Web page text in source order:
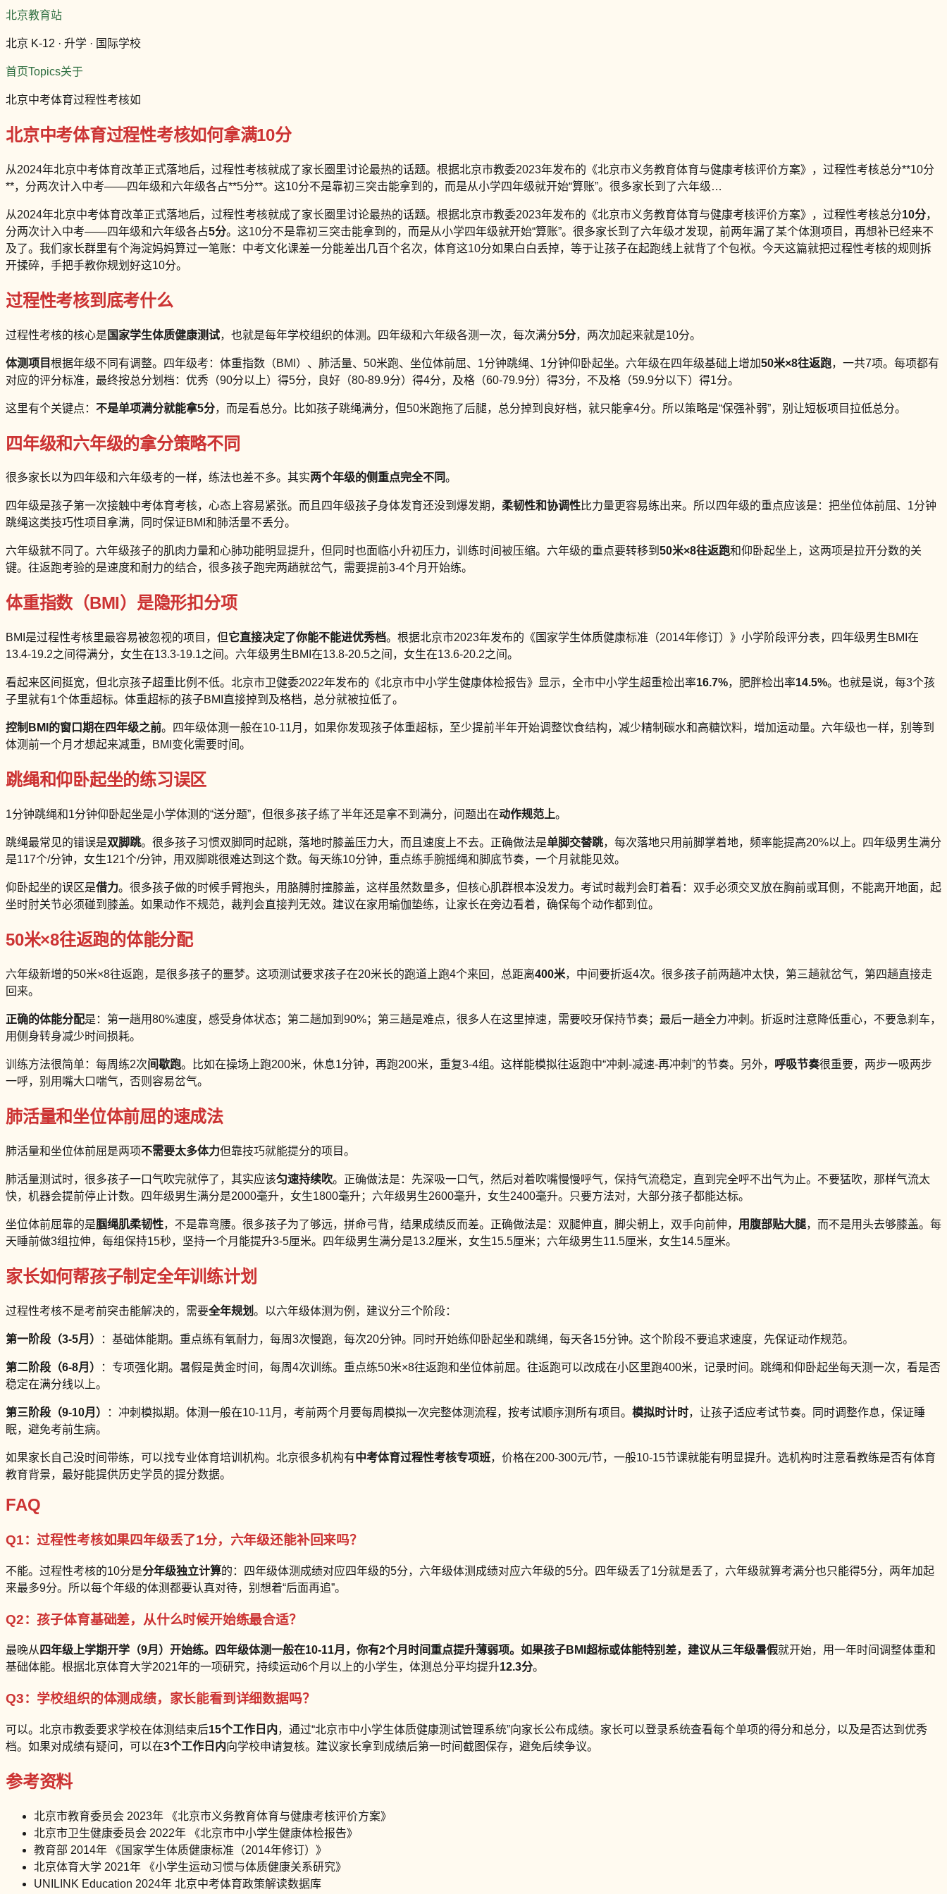
北京教育站
北京 K-12 · 升学 · 国际学校
首页Topics关于
北京中考体育过程性考核如
北京中考体育过程性考核如何拿满10分
从2024年北京中考体育改革正式落地后，过程性考核就成了家长圈里讨论最热的话题。根据北京市教委2023年发布的《北京市义务教育体育与健康考核评价方案》，过程性考核总分**10分
**，分两次计入中考——四年级和六年级各占**5分**。这10分不是靠初三突击能拿到的，而是从小学四年级就开始“算账”。很多家长到了六年级…
从2024年北京中考体育改革正式落地后，过程性考核就成了家长圈里讨论最热的话题。根据北京市教委2023年发布的《北京市义务教育体育与健康考核评价方案》，过程性考核总分10分，
分两次计入中考——四年级和六年级各占5分。这10分不是靠初三突击能拿到的，而是从小学四年级就开始“算账”。很多家长到了六年级才发现，前两年漏了某个体测项目，再想补已经来不
及了。我们家长群里有个海淀妈妈算过一笔账：中考文化课差一分能差出几百个名次，体育这10分如果白白丢掉，等于让孩子在起跑线上就背了个包袱。今天这篇就把过程性考核的规则拆
开揉碎，手把手教你规划好这10分。
过程性考核到底考什么
过程性考核的核心是 国家学生体质健康测试，也就是每年学校组织的体测。四年级和六年级各测一次，每次满分5分，两次加起来就是10分。
体测项目根据年级不同有调整。四年级考：体重指数（BMI）、肺活量、50米跑、坐位体前屈、1分钟跳绳、1分钟仰卧起坐。六年级在四年级基础上增加50米×8往返跑，一共7项。每项都有
对应的评分标准，最终按总分划档：优秀（90分以上）得5分，良好（80-89.9分）得4分，及格（60-79.9分）得3分，不及格（59.9分以下）得1分。
这里有个关键点： 不是单项满分就能拿5分，而是看总分。比如孩子跳绳满分，但50米跑拖了后腿，总分掉到良好档，就只能拿4分。所以策略是“保强补弱”，别让短板项目拉低总分。
四年级和六年级的拿分策略不同
很多家长以为四年级和六年级考的一样，练法也差不多。其实两个年级的侧重点完全不同。
四年级是孩子第一次接触中考体育考核，心态上容易紧张。而且四年级孩子身体发育还没到爆发期， 柔韧性和协调性比力量更容易练出来。所以四年级的重点应该是：把坐位体前屈、1分钟
跳绳这类技巧性项目拿满，同时保证BMI和肺活量不丢分。
六年级就不同了。六年级孩子的肌肉力量和心肺功能明显提升，但同时也面临小升初压力，训练时间被压缩。六年级的重点要转移到 50米×8往返跑和仰卧起坐上，这两项是拉开分数的关
键。往返跑考验的是速度和耐力的结合，很多孩子跑完两趟就岔气，需要提前3-4个月开始练。
体重指数（BMI）是隐形扣分项
BMI是过程性考核里最容易被忽视的项目，但它直接决定了你能不能进优秀档。根据北京市2023年发布的《国家学生体质健康标准（2014年修订）》小学阶段评分表，四年级男生BMI在
13.4-19.2之间得满分，女生在13.3-19.1之间。六年级男生BMI在13.8-20.5之间，女生在13.6-20.2之间。
看起来区间挺宽，但北京孩子超重比例不低。北京市卫健委2022年发布的《北京市中小学生健康体检报告》显示，全市中小学生超重检出率16.7%，肥胖检出率14.5%。也就是说，每3个孩
子里就有1个体重超标。体重超标的孩子BMI直接掉到及格档，总分就被拉低了。
控制BMI的窗口期在四年级之前。四年级体测一般在10-11月，如果你发现孩子体重超标，至少提前半年开始调整饮食结构，减少精制碳水和高糖饮料，增加运动量。六年级也一样，别等到
体测前一个月才想起来减重，BMI变化需要时间。
跳绳和仰卧起坐的练习误区
1分钟跳绳和1分钟仰卧起坐是小学体测的“送分题”，但很多孩子练了半年还是拿不到满分，问题出在动作规范上。
跳绳最常见的错误是双脚跳。很多孩子习惯双脚同时起跳，落地时膝盖压力大，而且速度上不去。正确做法是单脚交替跳，每次落地只用前脚掌着地，频率能提高20%以上。四年级男生满分
是117个/分钟，女生121个/分钟，用双脚跳很难达到这个数。每天练10分钟，重点练手腕摇绳和脚底节奏，一个月就能见效。
仰卧起坐的误区是借力。很多孩子做的时候手臂抱头，用胳膊肘撞膝盖，这样虽然数量多，但核心肌群根本没发力。考试时裁判会盯着看：双手必须交叉放在胸前或耳侧，不能离开地面，起
坐时肘关节必须碰到膝盖。如果动作不规范，裁判会直接判无效。建议在家用瑜伽垫练，让家长在旁边看着，确保每个动作都到位。
50米×8往返跑的体能分配
六年级新增的50米×8往返跑，是很多孩子的噩梦。这项测试要求孩子在20米长的跑道上跑4个来回，总距离400米，中间要折返4次。很多孩子前两趟冲太快，第三趟就岔气，第四趟直接走
回来。
正确的体能分配是：第一趟用80%速度，感受身体状态；第二趟加到90%；第三趟是难点，很多人在这里掉速，需要咬牙保持节奏；最后一趟全力冲刺。折返时注意降低重心，不要急刹车，
用侧身转身减少时间损耗。
训练方法很简单：每周练2次间歇跑。比如在操场上跑200米，休息1分钟，再跑200米，重复3-4组。这样能模拟往返跑中“冲刺-减速-再冲刺”的节奏。另外， 呼吸节奏很重要，两步一吸两步
一呼，别用嘴大口喘气，否则容易岔气。
肺活量和坐位体前屈的速成法
肺活量和坐位体前屈是两项不需要太多体力但靠技巧就能提分的项目。
肺活量测试时，很多孩子一口气吹完就停了，其实应该匀速持续吹。正确做法是：先深吸一口气，然后对着吹嘴慢慢呼气，保持气流稳定，直到完全呼不出气为止。不要猛吹，那样气流太
快，机器会提前停止计数。四年级男生满分是2000毫升，女生1800毫升；六年级男生2600毫升，女生2400毫升。只要方法对，大部分孩子都能达标。
坐位体前屈靠的是腘绳肌柔韧性，不是靠弯腰。很多孩子为了够远，拼命弓背，结果成绩反而差。正确做法是：双腿伸直，脚尖朝上，双手向前伸， 用腹部贴大腿，而不是用头去够膝盖。每
天睡前做3组拉伸，每组保持15秒，坚持一个月能提升3-5厘米。四年级男生满分是13.2厘米，女生15.5厘米；六年级男生11.5厘米，女生14.5厘米。
家长如何帮孩子制定全年训练计划
过程性考核不是考前突击能解决的，需要全年规划。以六年级体测为例，建议分三个阶段：
第一阶段（3-5月） ：基础体能期。重点练有氧耐力，每周3次慢跑，每次20分钟。同时开始练仰卧起坐和跳绳，每天各15分钟。这个阶段不要追求速度，先保证动作规范。
第二阶段（6-8月）
：专项强化期。暑假是黄金时间，每周4次训练。重点练50米×8往返跑和坐位体前屈。往返跑可以改成在小区里跑400米，记录时间。跳绳和仰卧起坐每天测一次，看是否
稳定在满分线以上。
第三阶段（9-10月） ：冲刺模拟期。体测一般在10-11月，考前两个月要每周模拟一次完整体测流程，按考试顺序测所有项目。 模拟时计时，让孩子适应考试节奏。同时调整作息，保证睡
眠，避免考前生病。
如果家长自己没时间带练，可以找专业体育培训机构。北京很多机构有中考体育过程性考核专项班，价格在200-300元/节，一般10-15节课就能有明显提升。选机构时注意看教练是否有体育
教育背景，最好能提供历史学员的提分数据。
FAQ
Q1：过程性考核如果四年级丢了1分，六年级还能补回来吗？
不能。过程性考核的10分是分年级独立计算的：四年级体测成绩对应四年级的5分，六年级体测成绩对应六年级的5分。四年级丢了1分就是丢了，六年级就算考满分也只能得5分，两年加起
来最多9分。所以每个年级的体测都要认真对待，别想着“后面再追”。
Q2：孩子体育基础差，从什么时候开始练最合适？
最晚从 四年级上学期开学（9月） 开始练。四年级体测一般在10-11月，你有2个月时间重点提升薄弱项。如果孩子BMI超标或体能特别差，建议从三年级暑假就开始，用一年时间调整体重和
基础体能。根据北京体育大学2021年的一项研究，持续运动6个月以上的小学生，体测总分平均提升12.3分。
Q3：学校组织的体测成绩，家长能看到详细数据吗？
可以。北京市教委要求学校在体测结束后15个工作日内，通过“北京市中小学生体质健康测试管理系统”向家长公布成绩。家长可以登录系统查看每个单项的得分和总分，以及是否达到优秀
档。如果对成绩有疑问，可以在3个工作日内向学校申请复核。建议家长拿到成绩后第一时间截图保存，避免后续争议。
参考资料
北京市教育委员会 2023年 《北京市义务教育体育与健康考核评价方案》
北京市卫生健康委员会 2022年 《北京市中小学生健康体检报告》
教育部 2014年 《国家学生体质健康标准（2014年修订）》
北京体育大学 2021年 《小学生运动习惯与体质健康关系研究》
UNILINK Education 2024年 北京中考体育政策解读数据库